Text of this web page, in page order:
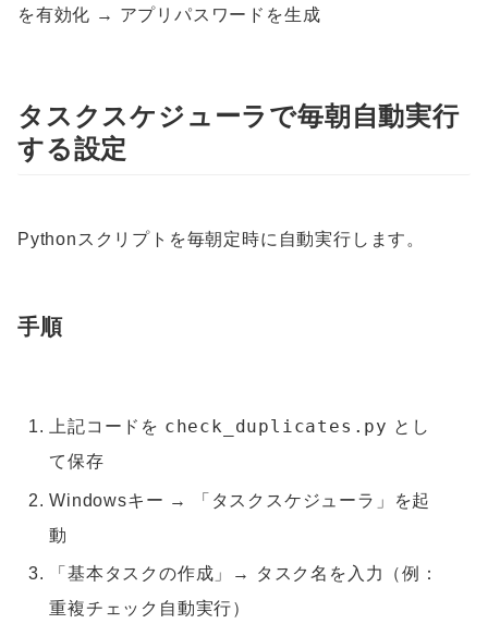
を有効化 → アプリパスワードを生成
タスクスケジューラで毎朝自動実行
する設定
Pythonスクリプトを毎朝定時に自動実行します。
手順
上記コードを check_duplicates.py とし
て保存
Windowsキー → 「タスクスケジューラ」を起
動
「基本タスクの作成」→ タスク名を入力（例：
重複チェック自動実行）